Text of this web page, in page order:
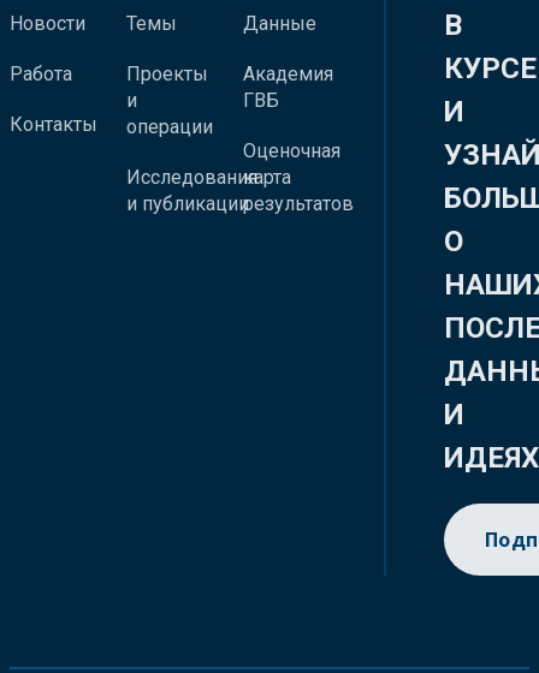
Новости
Работа
Контакты
Темы
Проекты
и
операции
Исследования
и публикации
Данные
Академия
ГВБ
Оценочная
карта
результатов
В
КУРСЕ
И
О
И
ИДЕЯХ